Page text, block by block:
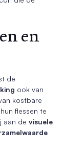
en
de
ook van
kostbare
flessen te
aan de visuele